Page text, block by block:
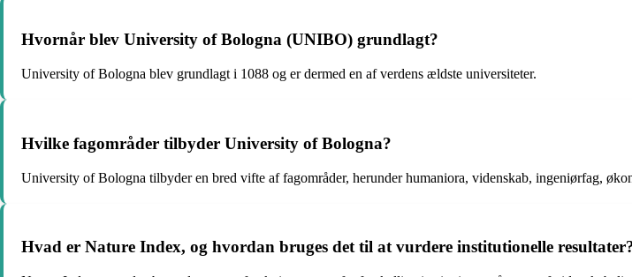
Hvornår blev University of Bologna (UNIBO) grundlagt?
University of Bologna blev grundlagt i 1088 og er dermed en af verdens ældste universiteter.
Hvilke fagområder tilbyder University of Bologna?
University of Bologna tilbyder en bred vifte af fagområder, herunder humaniora, videnskab, ingeniørfag,
Hvad er Nature Index, og hvordan bruges det til at vurdere institutionelle